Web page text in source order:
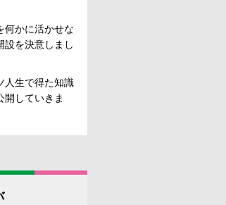
ック×ホワイト×グリーン 陸上
何かに活かせな
設を決意しまし
人生で得た知識
開していきま